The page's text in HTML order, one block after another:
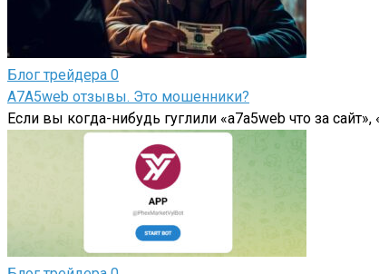
Блог трейдера 0
A7A5web отзывы. Это мошенники?
Если вы когда-нибудь гуглили «a7a5web что за